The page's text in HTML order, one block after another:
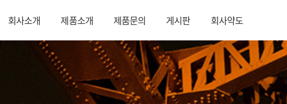
회사소개 제품소개 제품문의 게시판 회사약도